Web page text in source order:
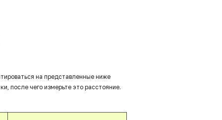
на представленные ниже
после чего измерьте это расстояние.